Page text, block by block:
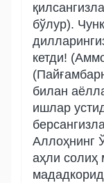
бўлур).
кетди!
билан
ишлар
Аллоҳнинг
аҳли солиҳ